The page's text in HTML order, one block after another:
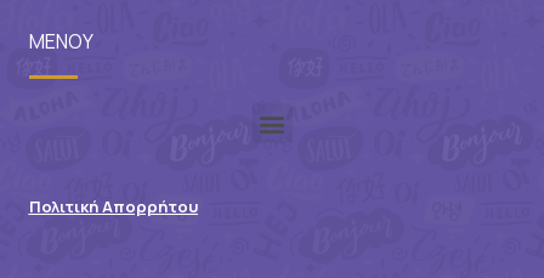
ΜΕΝΟΥ
Πολιτική Απορρήτου